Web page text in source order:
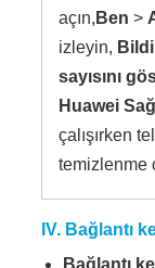
açın, Ben >
izleyin,
sayısını
Huawei
çalışırken
temizlenme
IV. Bağlantı
Bağlantı